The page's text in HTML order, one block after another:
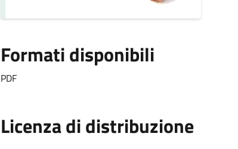
Formati disponibili
PDF
Licenza di distribuzione